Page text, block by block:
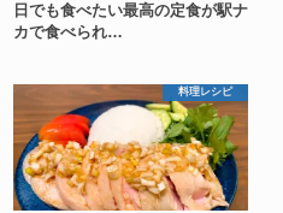
日でも食べたい最高の定食が駅ナ
カで食べられ…
料理レシピ